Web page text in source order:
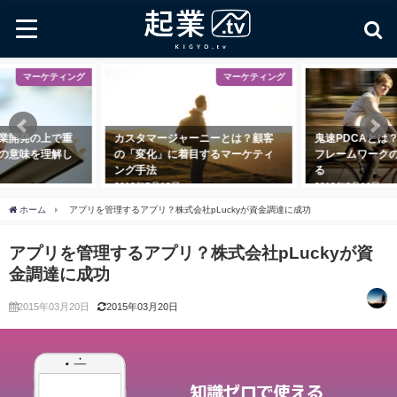
マーケティング
開発の上で重
意味を理解し
マーケティング
カスタマージャーニーとは？顧客
の「変化」に着目するマーケティ
ング手法
2018年5月18日
鬼速PDCAとは
フレームワーク
る
2018年8月11日
ホーム アプリを管理するアプリ？株式会社pLuckyが資金調達に成功
アプリを管理するアプリ？株式会社pLuckyが資
金調達に成功
2015年03月20日 2015年03月20日